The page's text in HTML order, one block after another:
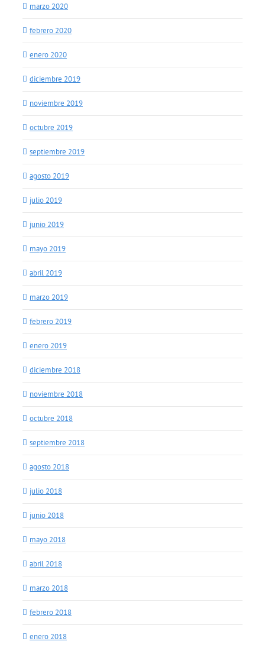
marzo 2020
febrero 2020
enero 2020
diciembre 2019
noviembre 2019
octubre 2019
septiembre 2019
agosto 2019
julio 2019
junio 2019
mayo 2019
abril 2019
marzo 2019
febrero 2019
enero 2019
diciembre 2018
noviembre 2018
octubre 2018
septiembre 2018
agosto 2018
julio 2018
junio 2018
mayo 2018
abril 2018
marzo 2018
febrero 2018
enero 2018